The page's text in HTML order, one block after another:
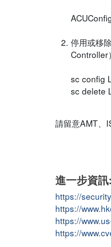
停用或移
Controller
sc config
sc delete
請留意AMT、
進一步資訊:
https://
https://
https://
https://